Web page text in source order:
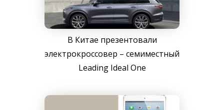
В Китае презентовали
электрокроссовер – семиместный
Leading Ideal One